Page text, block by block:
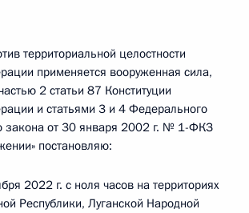
территориальной целостности
применяется вооруженная сила,
2 статьи 87 Конституции
и статьями 3 и 4 Федерального
закона от 30 января 2002 г. № 1-ФКЗ
постановляю:
2022 г. с ноля часов на территориях
Республики, Луганской Народной